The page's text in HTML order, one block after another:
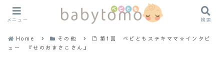
Home その他
第1回 ベビともステキママ☆インタビ
ュー 『せのおまさこさん』
メニュー 検索